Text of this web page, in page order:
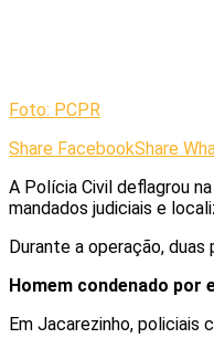
Foto: PCPR
Share FacebookShare
A Polícia Civil deflagrou
mandados judiciais e
Durante a operação,
Homem condenado por
Em Jacarezinho, policiais